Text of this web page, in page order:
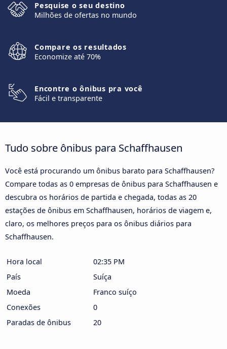
Pesquise o seu destino
Milhões de ofertas no mundo
Compare os resultados
Economize até 70%
Encontre o ônibus pra você
Fácil e transparente
Tudo sobre ônibus para Schaffhausen
Você está procurando um ônibus barato para Schaffhausen?
Compare todas as 0 empresas de ônibus para Schaffhausen e
descubra os horários de partida e chegada, todas as 20
estações de ônibus em Schaffhausen, horários de viagem e,
claro, os melhores preços para os ônibus diários para
Schaffhausen.
Hora local
02:35 PM
País
Suíça
Moeda
Franco suíço
Conexões
0
Paradas de ônibus
20